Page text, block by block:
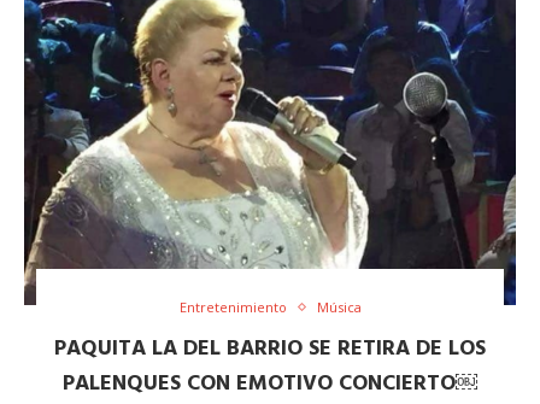
Entretenimiento Música
PAQUITA LA DEL BARRIO SE RETIRA DE LOS
PALENQUES CON EMOTIVO CONCIERTO￼